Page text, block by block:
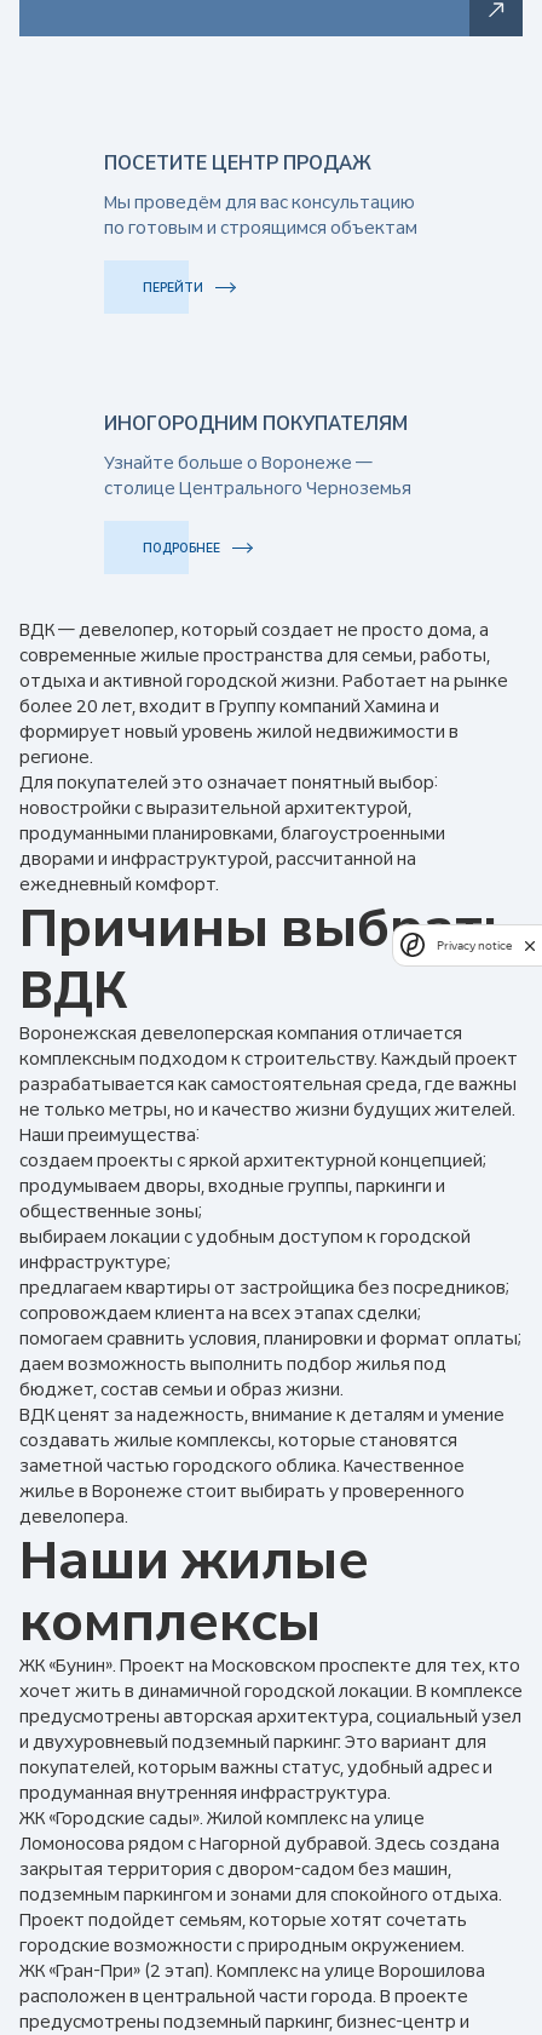
ПОСЕТИТЕ ЦЕНТР ПРОДАЖ
Мы проведём для вас консультацию
по готовым и строящимся объектам
ПЕРЕЙТИ
ИНОГОРОДНИМ ПОКУПАТЕЛЯМ
Узнайте больше о Воронеже —
столице Центрального Черноземья
ПОДРОБНЕЕ
ВДК — девелопер, который создает не просто дома, а
современные жилые пространства для семьи, работы,
отдыха и активной городской жизни. Работает на рынке
более 20 лет, входит в Группу компаний Хамина и
формирует новый уровень жилой недвижимости в
регионе.
Для покупателей это означает понятный выбор:
новостройки с выразительной архитектурой,
продуманными планировками, благоустроенными
дворами и инфраструктурой, рассчитанной на
ежедневный комфорт.
Причины выбрать
ВДК
Воронежская девелоперская компания отличается
комплексным подходом к строительству. Каждый проект
разрабатывается как самостоятельная среда, где важны
не только метры, но и качество жизни будущих жителей.
Наши преимущества:
создаем проекты с яркой архитектурной концепцией;
продумываем дворы, входные группы, паркинги и
общественные зоны;
выбираем локации с удобным доступом к городской
инфраструктуре;
предлагаем квартиры от застройщика без посредников;
сопровождаем клиента на всех этапах сделки;
помогаем сравнить условия, планировки и формат оплаты;
даем возможность выполнить подбор жилья под
бюджет, состав семьи и образ жизни.
ВДК ценят за надежность, внимание к деталям и умение
создавать жилые комплексы, которые становятся
заметной частью городского облика. Качественное
жилье в Воронеже стоит выбирать у проверенного
девелопера.
Наши жилые
комплексы
ЖК «Бунин». Проект на Московском проспекте для тех, кто
хочет жить в динамичной городской локации. В комплексе
предусмотрены авторская архитектура, социальный узел
и двухуровневый подземный паркинг. Это вариант для
покупателей, которым важны статус, удобный адрес и
продуманная внутренняя инфраструктура.
ЖК «Городские сады». Жилой комплекс на улице
Ломоносова рядом с Нагорной дубравой. Здесь создана
закрытая территория с двором-садом без машин,
подземным паркингом и зонами для спокойного отдыха.
Проект подойдет семьям, которые хотят сочетать
городские возможности с природным окружением.
ЖК «Гран-При» (2 этап). Комплекс на улице Ворошилова
расположен в центральной части города. В проекте
предусмотрены подземный паркинг, бизнес-центр и
Privacy notice